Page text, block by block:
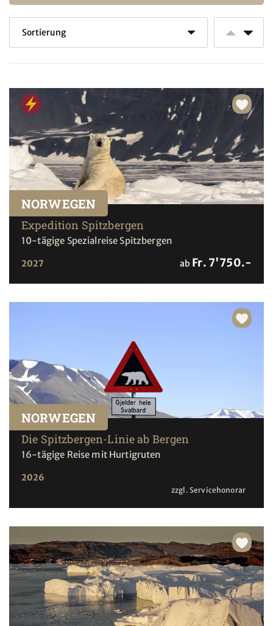
NORWEGEN
Expedition Spitzbergen
10-tägige Spezialreise Spitzbergen
2027 ab Fr. 7'750.-
NORWEGEN
Die Spitzbergen-Linie ab Bergen
16-tägige Reise mit Hurtigruten
2026
zzgl. Servicehonorar